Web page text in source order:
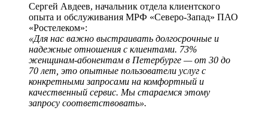
Сергей Авдеев, начальник отдела клиентского
опыта и обслуживания МРФ «Северо-Запад» ПАО
«Ростелеком»:
«Для нас важно выстраивать долгосрочные и
надежные отношения с клиентами. 73%
женщинам-абонентам в Петербурге — от 30 до
70 лет, это опытные пользователи услуг с
конкретными запросами на комфортный и
качественный сервис. Мы стараемся этому
запросу соответствовать».